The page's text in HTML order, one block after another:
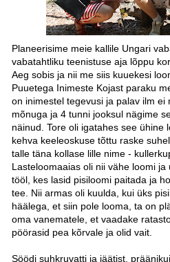
Planeerisime meie kallile Ungari
vabatahtliku teenistuse aja lõppu
Aeg sobis ja nii me siis kuuekesi
Puuetega Inimeste Kojast paraku
on inimestel tegevusi ja palav ilm
mõnuga ja 4 tunni jooksul nägime
näinud. Tore oli igatahes see ühine
kehva keeleoskuse tõttu raske
talle täna kollase lille nime -
Lasteloomaaias oli nii vähe loomi
tööl, kes lasid pisiloomi paitada ja
tee. Nii armas oli kuulda, kui üks
häälega, et siin pole looma, ta on
oma vanematele, et vaadake
pöörasid pea kõrvale ja olid vait.
Söödi suhkruvatti ja jäätist,